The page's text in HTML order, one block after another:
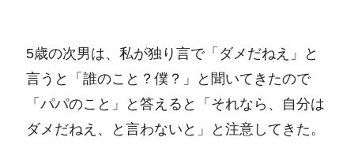
5歳の次男は、私が独り言で「ダメだねえ」と
言うと「誰のこと？僕？」と聞いてきたので
「パパのこと」と答えると「それなら、自分は
ダメだねえ、と言わないと」と注意してきた。